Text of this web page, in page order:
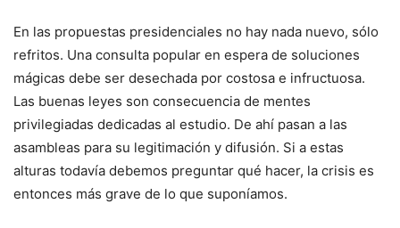
En las propuestas presidenciales no hay nada nuevo, sólo
refritos. Una consulta popular en espera de soluciones
mágicas debe ser desechada por costosa e infructuosa.
Las buenas leyes son consecuencia de mentes
privilegiadas dedicadas al estudio. De ahí pasan a las
asambleas para su legitimación y difusión. Si a estas
alturas todavía debemos preguntar qué hacer, la crisis es
entonces más grave de lo que suponíamos.